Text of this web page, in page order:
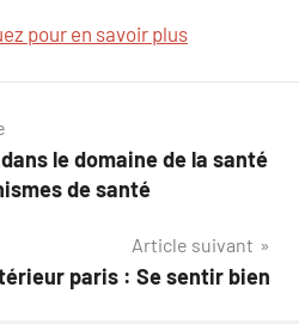
pour en savoir plus
le domaine de la santé
de santé
Article suivant
paris : Se sentir bien